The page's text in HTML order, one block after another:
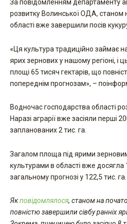
За повідомленням департаменту
розвитку Волинської ОДА, станом
області вже завершили посів
«Ця культура традиційно займає
ярих зернових у нашому регіоні, і
площі 65 тисяч гектарів, що
попереднім прогнозам», –
Водночас господарства області
Наразі аграрії вже засіяли перші
запланованих 2 тис. га.
Загалом площа під ярими
культурами в області вже досягла
загальному прогнозі у 122,5 тис. га.
Якповідомлялося, станом на
повністю завершили сівбу ранніх